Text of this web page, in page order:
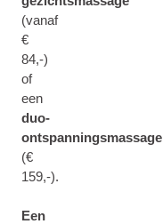
(vanaf
€
84,-)
of
een
duo-
ontspanningsmassage
(€
159,-).
Een